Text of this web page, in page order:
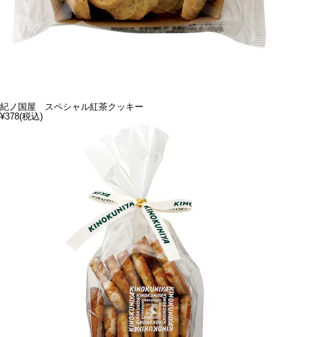
紀ノ国屋 スペシャル紅茶クッキー
¥378(税込)